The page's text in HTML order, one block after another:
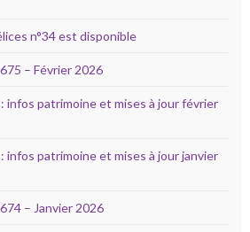
n°34 est disponible
– Février 2026
infos patrimoine et mises à jour février
infos patrimoine et mises à jour janvier
– Janvier 2026